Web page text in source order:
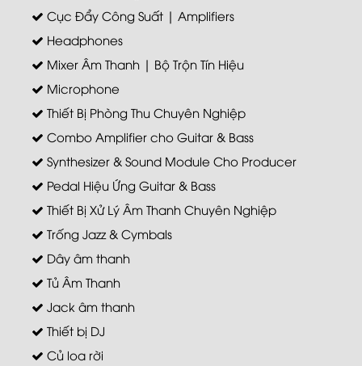
Cục Đẩy Công Suất | Amplifiers
Headphones
Mixer Âm Thanh | Bộ Trộn Tín Hiệu
Microphone
Thiết Bị Phòng Thu Chuyên Nghiệp
Combo Amplifier cho Guitar & Bass
Synthesizer & Sound Module Cho Producer
Pedal Hiệu Ứng Guitar & Bass
Thiết Bị Xử Lý Âm Thanh Chuyên Nghiệp
Trống Jazz & Cymbals
Dây âm thanh
Tủ Âm Thanh
Jack âm thanh
Thiết bị DJ
Củ loa rời